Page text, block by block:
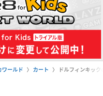
ワールド カート ドルフィンキッ